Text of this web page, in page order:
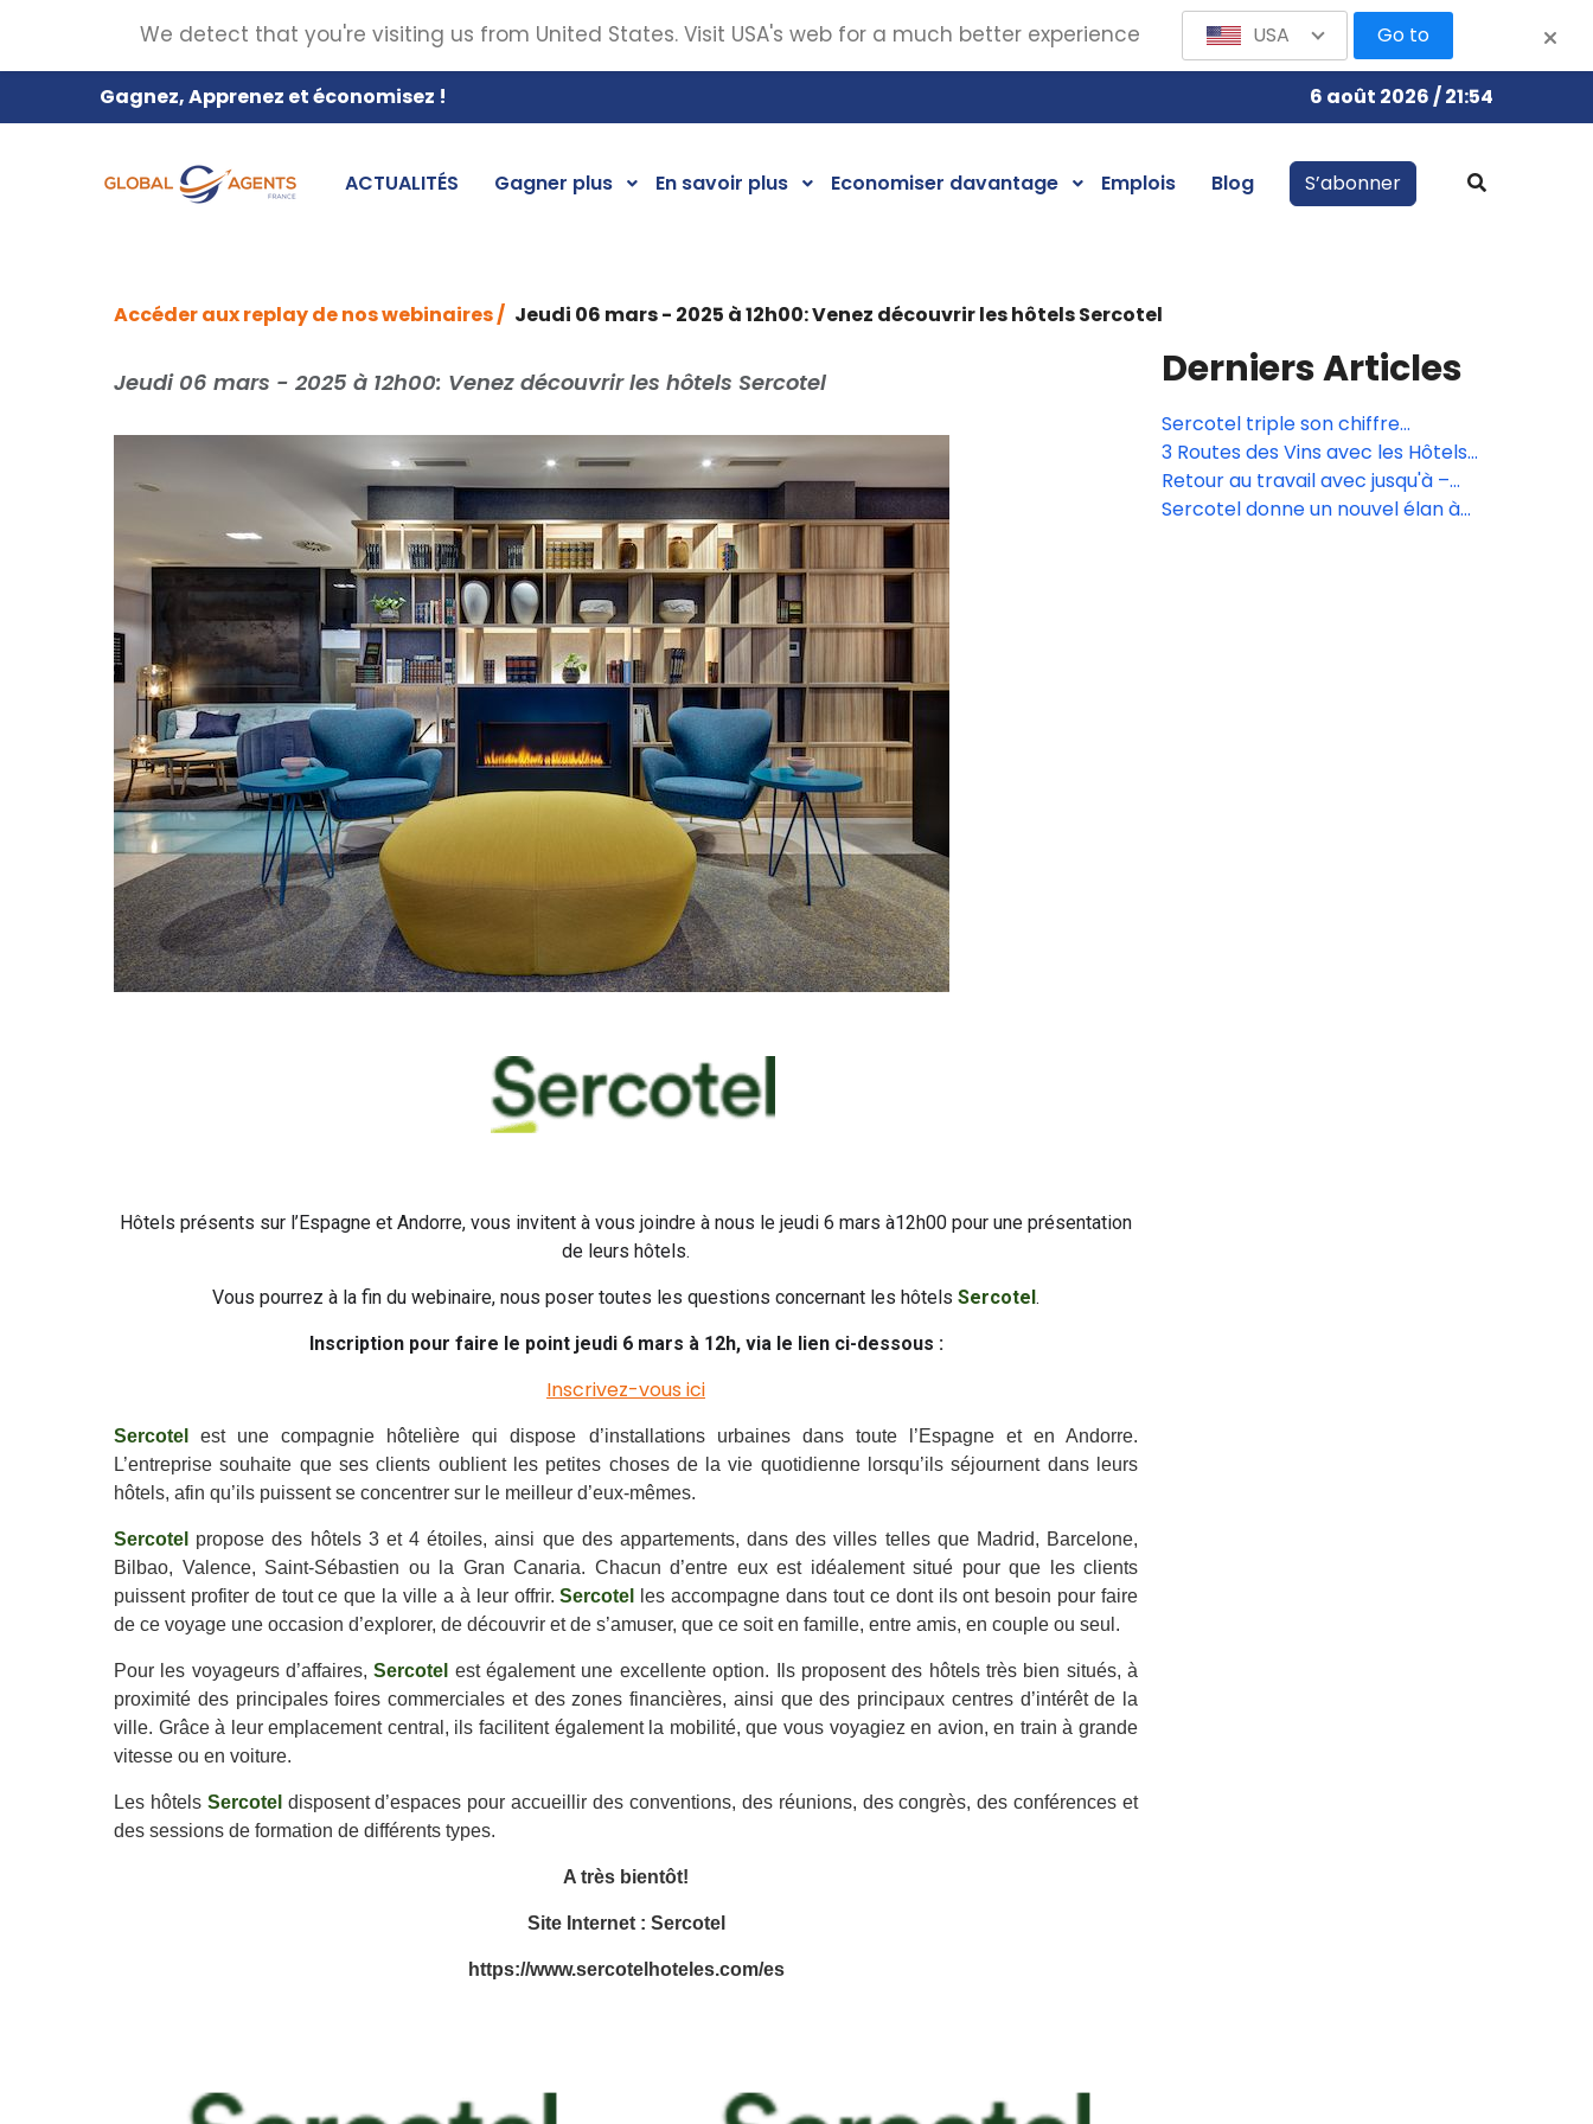
Gagnez, Apprenez et économisez ! 6 août 2026 / 21:54
ACTUALITÉS Gagner plus En savoir plus Economiser davantage Emplois Blog S’abonner
Accéder aux replay de nos webinaires / Jeudi 06 mars - 2025 à 12h00: Venez découvrir les hôtels Sercotel
Jeudi 06 mars - 2025 à 12h00: Venez découvrir les hôtels Sercotel
Hôtels présents sur l’Espagne et Andorre, vous invitent à vous joindre à nous le jeudi 6 mars à12h00 pour une présentation
de leurs hôtels.
Vous pourrez à la fin du webinaire, nous poser toutes les questions concernant les hôtels Sercotel.
Inscription pour faire le point jeudi 6 mars à 12h, via le lien ci-dessous :
Inscrivez-vous ici
Sercotel
est une compagnie hôtelière qui dispose d’installations urbaines dans toute l’Espagne et en Andorre.
L’entreprise souhaite que ses clients oublient les petites choses de la vie quotidienne lorsqu’ils séjournent dans leurs
hôtels, afin qu’ils puissent se concentrer sur le meilleur d’eux-mêmes.
Sercotel
propose des hôtels 3 et 4 étoiles, ainsi que des appartements, dans des villes telles que Madrid, Barcelone,
Bilbao, Valence, Saint-Sébastien ou la Gran Canaria. Chacun d’entre eux est idéalement situé pour que les clients
puissent profiter de tout ce que la ville a à leur offrir.Sercotel
les accompagne dans tout ce dont ils ont besoin pour faire
de ce voyage une occasion d’explorer, de découvrir et de s’amuser, que ce soit en famille, entre amis, en couple ou seul.
Pour les voyageurs d’affaires,Sercotel est également une excellente option. Ils proposent des hôtels très bien situés, à
proximité des principales foires commerciales et des zones financières, ainsi que des principaux centres d’intérêt de la
ville. Grâce à leur emplacement central, ils facilitent également la mobilité, que vous voyagiez en avion, en train à grande
vitesse ou en voiture.
Les hôtels Sercotel disposent d’espaces pour accueillir des conventions, des réunions, des congrès, des conférences et
des sessions de formation de différents types.
A très bientôt!
Site Internet : Sercotel
https://www.sercotelhoteles.com/es
Derniers Articles
Sercotel triple son chiffre
d'affaires en trois ans pour
atteindre 150 millions d'euros et
prévoit d'atteindre 180 millions
3 Routes des Vins avec les Hôtels
Sercotel
Retour au travail avec jusqu'à –
15% de réduction
Sercotel donne un nouvel élan à
We detect that you're visiting us from United States. Visit USA's web for a much better experience USA Go to